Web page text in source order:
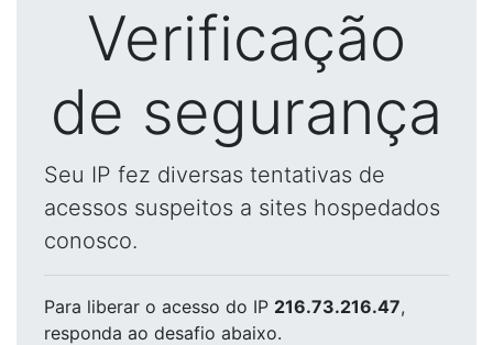
Verificação
de segurança
Seu IP fez diversas tentativas de
acessos suspeitos a sites hospedados
conosco.
Para liberar o acesso do IP 216.73.216.47,
responda ao desafio abaixo.